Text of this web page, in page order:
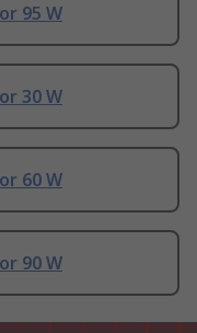
95 W
30 W
60 W
90 W